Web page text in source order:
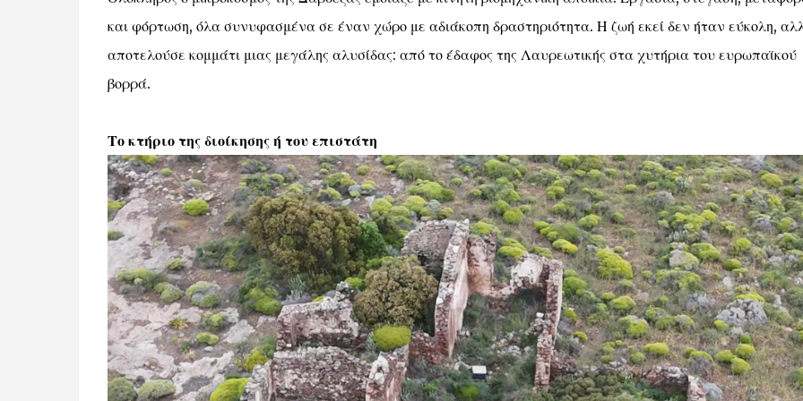
και φόρτωση, όλα συνυφασμένα σε έναν χώρο με αδιάκοπη δραστηριότητα. Η ζωή εκεί δεν ήταν εύκολη,
αποτελούσε κομμάτι μιας μεγάλης αλυσίδας: από το έδαφος της Λαυρεωτικής στα χυτήρια του ευρωπαϊκού
βορρά.
Το κτήριο της διοίκησης ή του επιστάτη